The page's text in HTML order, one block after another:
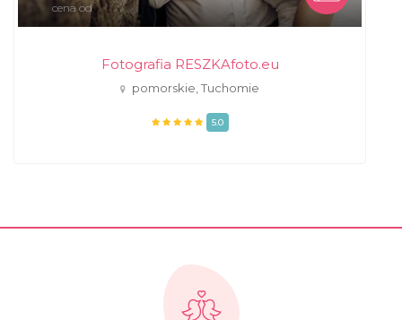
cena od
Fotografia RESZKAfoto.eu
pomorskie, Tuchomie
5.0